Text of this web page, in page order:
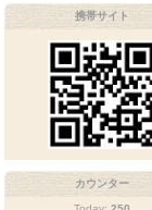
携帯サイト
カウンター